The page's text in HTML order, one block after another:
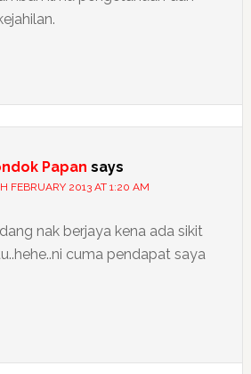
Papan says
FEBRUARY 2013 AT 1:20 AM
nak berjaya kena ada sikit
cuma pendapat saya